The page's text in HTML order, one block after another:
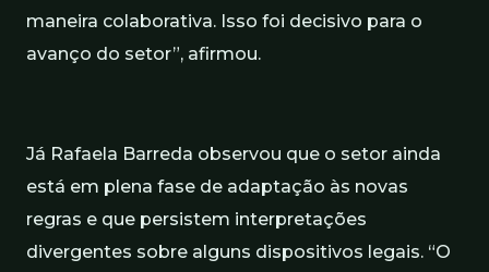
maneira colaborativa. Isso foi decisivo para o
avanço do setor”, afirmou.
Já Rafaela Barreda observou que o setor ainda
está em plena fase de adaptação às novas
regras e que persistem interpretações
divergentes sobre alguns dispositivos legais. “O